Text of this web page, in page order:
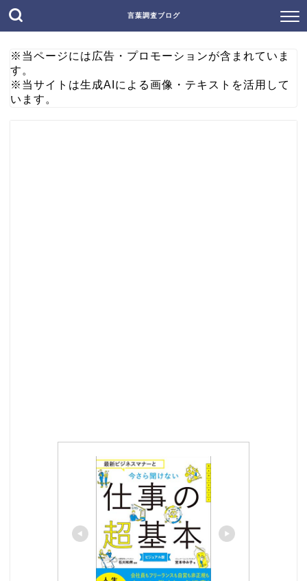
言葉調査ブログ
※当ページには広告・プロモーションが含まれていま
す。
※当サイトは生成AIによる画像・テキストを活用して
います。